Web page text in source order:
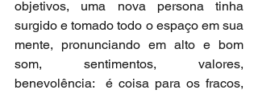
objetivos, uma nova persona tinha
surgido e tomado todo o espaço em sua
mente, pronunciando em alto e bom
som, sentimentos, valores,
benevolência:  é coisa para os fracos,